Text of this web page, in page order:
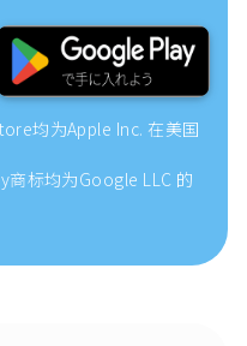
均为Apple Inc. 在美国
标均为Google LLC 的